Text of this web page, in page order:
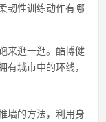
韧性训练动作有哪
来逛一逛。酷博健
城市中的环线，
的方法，利用身